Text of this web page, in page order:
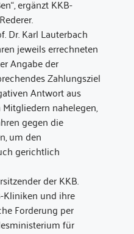
ergänzt KKB-
Dr. Karl Lauterbach
jeweils errechneten
Angabe der
Zahlungsziel
Antwort aus
nahelegen,
gegen die
um den
gerichtlich
der KKB.
und ihre
Forderung per
für